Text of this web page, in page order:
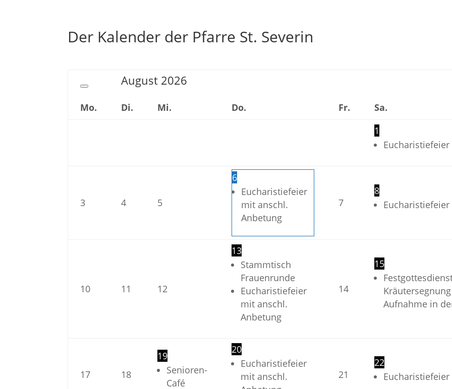
Der Kalender der Pfarre St. Severin
August 2026
Mo. Di. Mi. Do. Fr. Sa.
1
Eucharistiefeier
3 4 5
6
Eucharistiefeier
mit anschl.
Anbetung
7
8
Eucharistiefeier
10 11 12
13
Stammtisch
Frauenrunde
Eucharistiefeier
mit anschl.
Anbetung
14
15
Aufnahme in
17 18
19
Senioren-
Café
20
Eucharistiefeier
mit anschl.
21
22
Eucharistiefeier